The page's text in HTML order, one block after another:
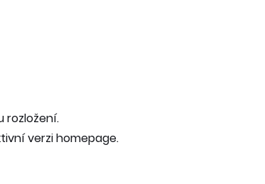
rozložení.
verzi homepage.